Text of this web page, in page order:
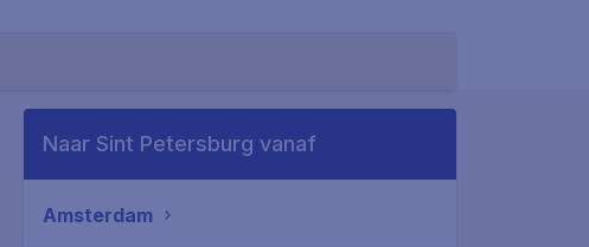
Naar Sint Petersburg vanaf
Amsterdam